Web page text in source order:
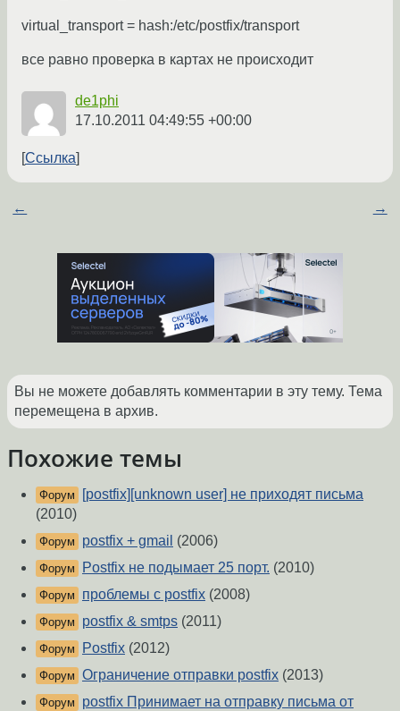
virtual_transport = hash:/etc/postfix/transport
все равно проверка в картах не происходит
de1phi
17.10.2011 04:49:55 +00:00
Ссылка
← →
Вы не можете добавлять комментарии в эту тему. Тема
перемещена в архив.
Похожие темы
Форум
[postfix][unknown user] не приходят письма
(2010)
Форум postfix + gmail (2006)
Форум Postfix не подымает 25 порт. (2010)
Форум проблемы с postfix (2008)
Форум postfix & smtps (2011)
Форум Postfix (2012)
Форум Ограничение отправки postfix (2013)
Форум postfix Принимает на отправку письма от